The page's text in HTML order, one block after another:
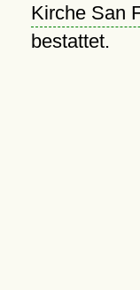
Kirche San
bestattet.